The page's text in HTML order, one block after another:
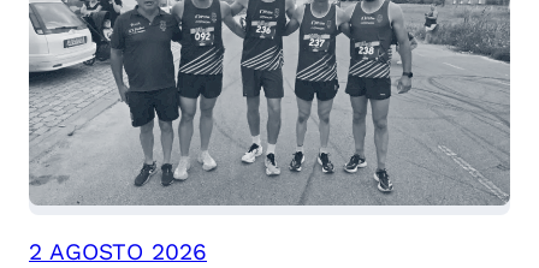
2 AGOSTO 2026